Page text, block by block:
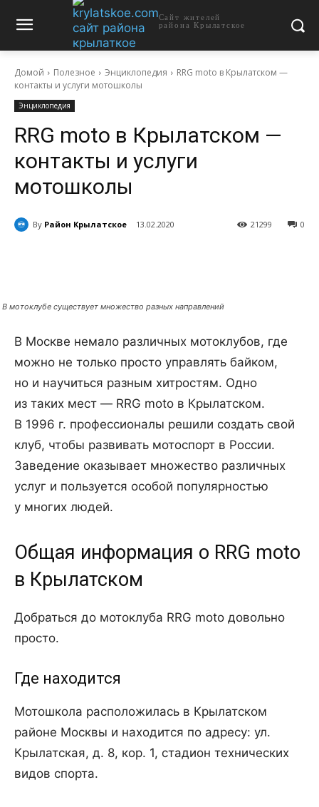
Сайт жителей
района Крылатское
Домой Полезное Энциклопедия
RRG moto в Крылатском —
контакты и услуги мотошколы
Энциклопедия
RRG moto в Крылатском —
контакты и услуги
мотошколы
By Район Крылатское 13.02.2020 0
21299
В мотоклубе существует множество разных направлений
В Москве немало различных мотоклубов, где
можно не только просто управлять байком,
но и научиться разным хитростям. Одно
из таких мест — RRG moto в Крылатском.
В 1996 г. профессионалы решили создать свой
клуб, чтобы развивать мотоспорт в России.
Заведение оказывает множество различных
услуг и пользуется особой популярностью
у многих людей.
Общая информация о RRG moto
в Крылатском
Добраться до мотоклуба RRG moto довольно
просто.
Где находится
Мотошкола расположилась в Крылатском
районе Москвы и находится по адресу: ул.
Крылатская, д. 8, кор. 1, стадион технических
видов спорта.